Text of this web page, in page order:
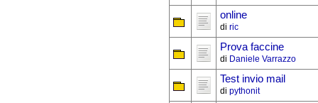
online
di ric
Prova faccine
di Daniele Varrazzo
Test invio mail
di pythonit